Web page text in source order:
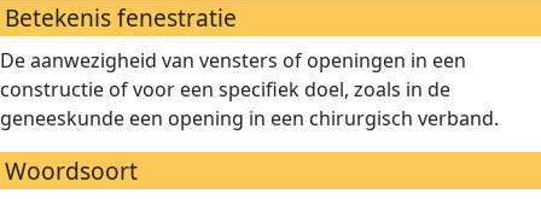
Betekenis fenestratie
De aanwezigheid van vensters of openingen in een
constructie of voor een specifiek doel, zoals in de
geneeskunde een opening in een chirurgisch verband.
Woordsoort